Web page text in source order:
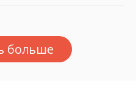
больше